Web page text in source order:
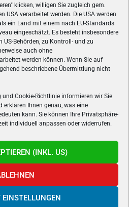
klicken, willigen Sie zugleich gem.
USA verarbeitet werden. Die USA werden
ein Land mit einem nach EU-Standards
eingeschätzt. Es besteht insbesondere
US-Behörden, zu Kontroll- und zu
auch ohne
werden können. Wenn Sie auf
beschriebene Übermittlung nicht
und Cookie-Richtlinie informieren wir Sie
erklären Ihnen genau, was eine
kann. Sie können Ihre Privatsphäre-
individuell anpassen oder widerrufen.
(INKL. US)
EINSTELLUNGEN
UNS
Gamers.at ist das älteste Online-
und bringt täglich aktuelle News,
und Konsolenspielen, Gaming-
der Welt des e-Sport's.
UNS